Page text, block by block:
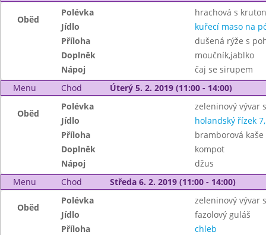
Oběd
Polévka
hrachová s
Jídlo
kuřecí maso na
Příloha
dušená rýže s
Doplněk
moučník,jablko
Nápoj
čaj se sirupem
Menu
Chod Úterý 5. 2. 2019 (11:00 - 14:00)
Oběd
Polévka
zeleninový vývar
Jídlo
holandský řízek
Příloha
bramborová kaše
Doplněk
kompot
Nápoj
džus
Menu
Chod Středa 6. 2. 2019 (11:00 - 14:00)
Oběd
Polévka
zeleninový vývar
Jídlo
fazolový guláš
Příloha
chleb